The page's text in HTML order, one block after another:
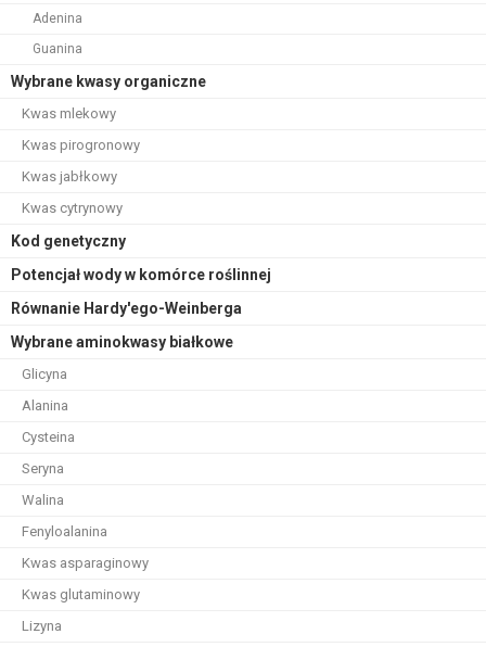
Adenina
Guanina
Wybrane kwasy organiczne
Kwas mlekowy
Kwas pirogronowy
Kwas jabłkowy
Kwas cytrynowy
Kod genetyczny
Potencjał wody w komórce roślinnej
Równanie Hardy'ego-Weinberga
Wybrane aminokwasy białkowe
Glicyna
Alanina
Cysteina
Seryna
Walina
Fenyloalanina
Kwas asparaginowy
Kwas glutaminowy
Lizyna